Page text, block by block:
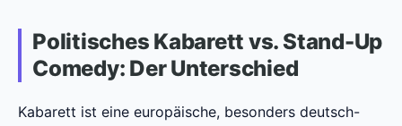
Politisches Kabarett vs. Stand-Up
Comedy: Der Unterschied
Kabarett ist eine europäische, besonders deutsch-